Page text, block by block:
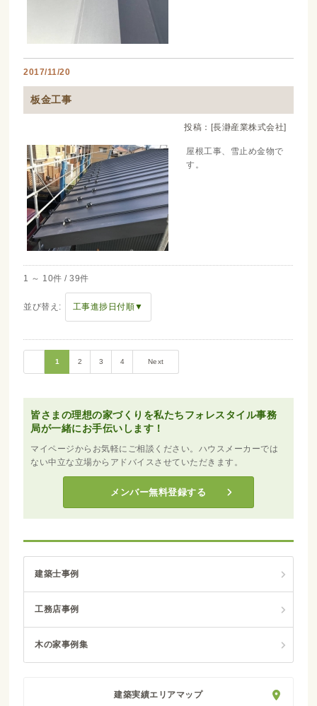
2017/11/20
板金工事
投稿：[長瀞産業株式会社]
屋根工事、雪止め金物で
す。
1 ～ 10件 / 39件
並び替え: 工事進捗日付順▼
1 2 3 4 Next
皆さまの理想の家づくりを私たちフォレスタイル事務
局が一緒にお手伝いします！
マイページからお気軽にご相談ください。ハウスメーカーでは
ない中立な立場からアドバイスさせていただきます。
メンバー無料登録する
建築士事例
工務店事例
木の家事例集
建築実績エリアマップ